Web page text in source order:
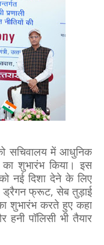
सचिवालय में आधुनिक
का शुभारंभ किया। इस
नई दिशा देने के लिए
ड्रैगन फ्रूट, सेब तुड़ाई
शुभारंभ करते हुए कहा
पॉलिसी भी तैयार